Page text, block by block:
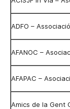
ADFO –
AFANOC –
AFAPAC –
Amics de la Gent